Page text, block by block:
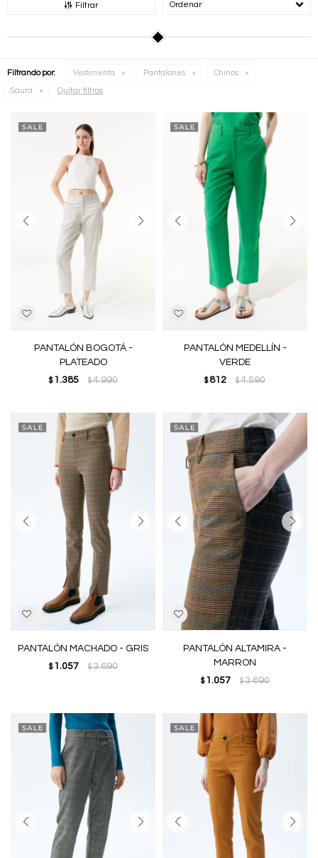
Filtrar Recomendados
Filtrando por: Vestimenta Pantalones Chinos
Saura Quitar filtros
PANTALÓN BOGOTÁ -
PLATEADO
$ 1.385 $4.990
PANTALÓN MEDELLÍN -
VERDE
$ 812 $4.590
PANTALÓN MACHADO - GRIS
$ 1.057 $3.690
PANTALÓN ALTAMIRA -
MARRON
$ 1.057 $3.690